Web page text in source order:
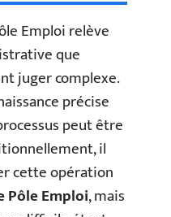
Emploi relève
que
juger complexe.
précise
peut être
il
cette opération
Pôle Emploi, mais